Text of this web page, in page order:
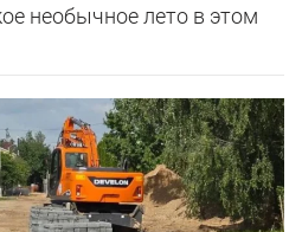
необычное лето в этом